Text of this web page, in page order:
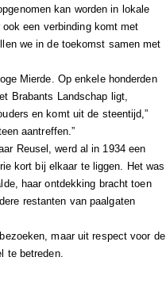
kan worden in lokale
een verbinding komt met
we in de toekomst samen met
Mierde. Op enkele honderden
Brabants Landschap ligt,
en komt uit de steentijd,”
aantreffen.”
Reusel, werd al in 1934 een
kort bij elkaar te liggen. Het was
haar ontdekking bracht toen
restanten van paalgaten
maar uit respect voor de
te betreden.